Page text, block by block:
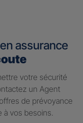
en assurance
votre sécurité
un Agent
de prévoyance
vos besoins.